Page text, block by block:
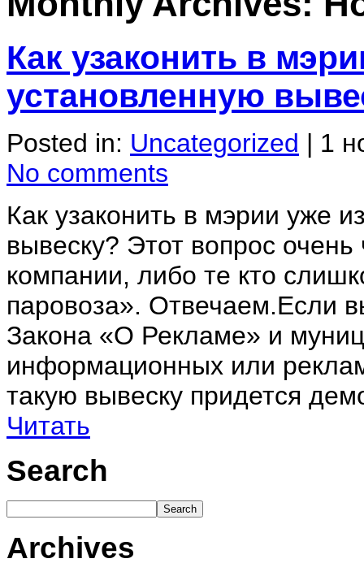
Как узаконить в
установленную
Posted in: Uncategorized | 1
No comments
Как узаконить в мэрии уже
вывеску? Этот вопрос
компании, либо те кто
паровоза». Отвечаем.Если
Закона «О Рекламе» и
информационных или
такую вывеску придется
Читать
Search
Archives